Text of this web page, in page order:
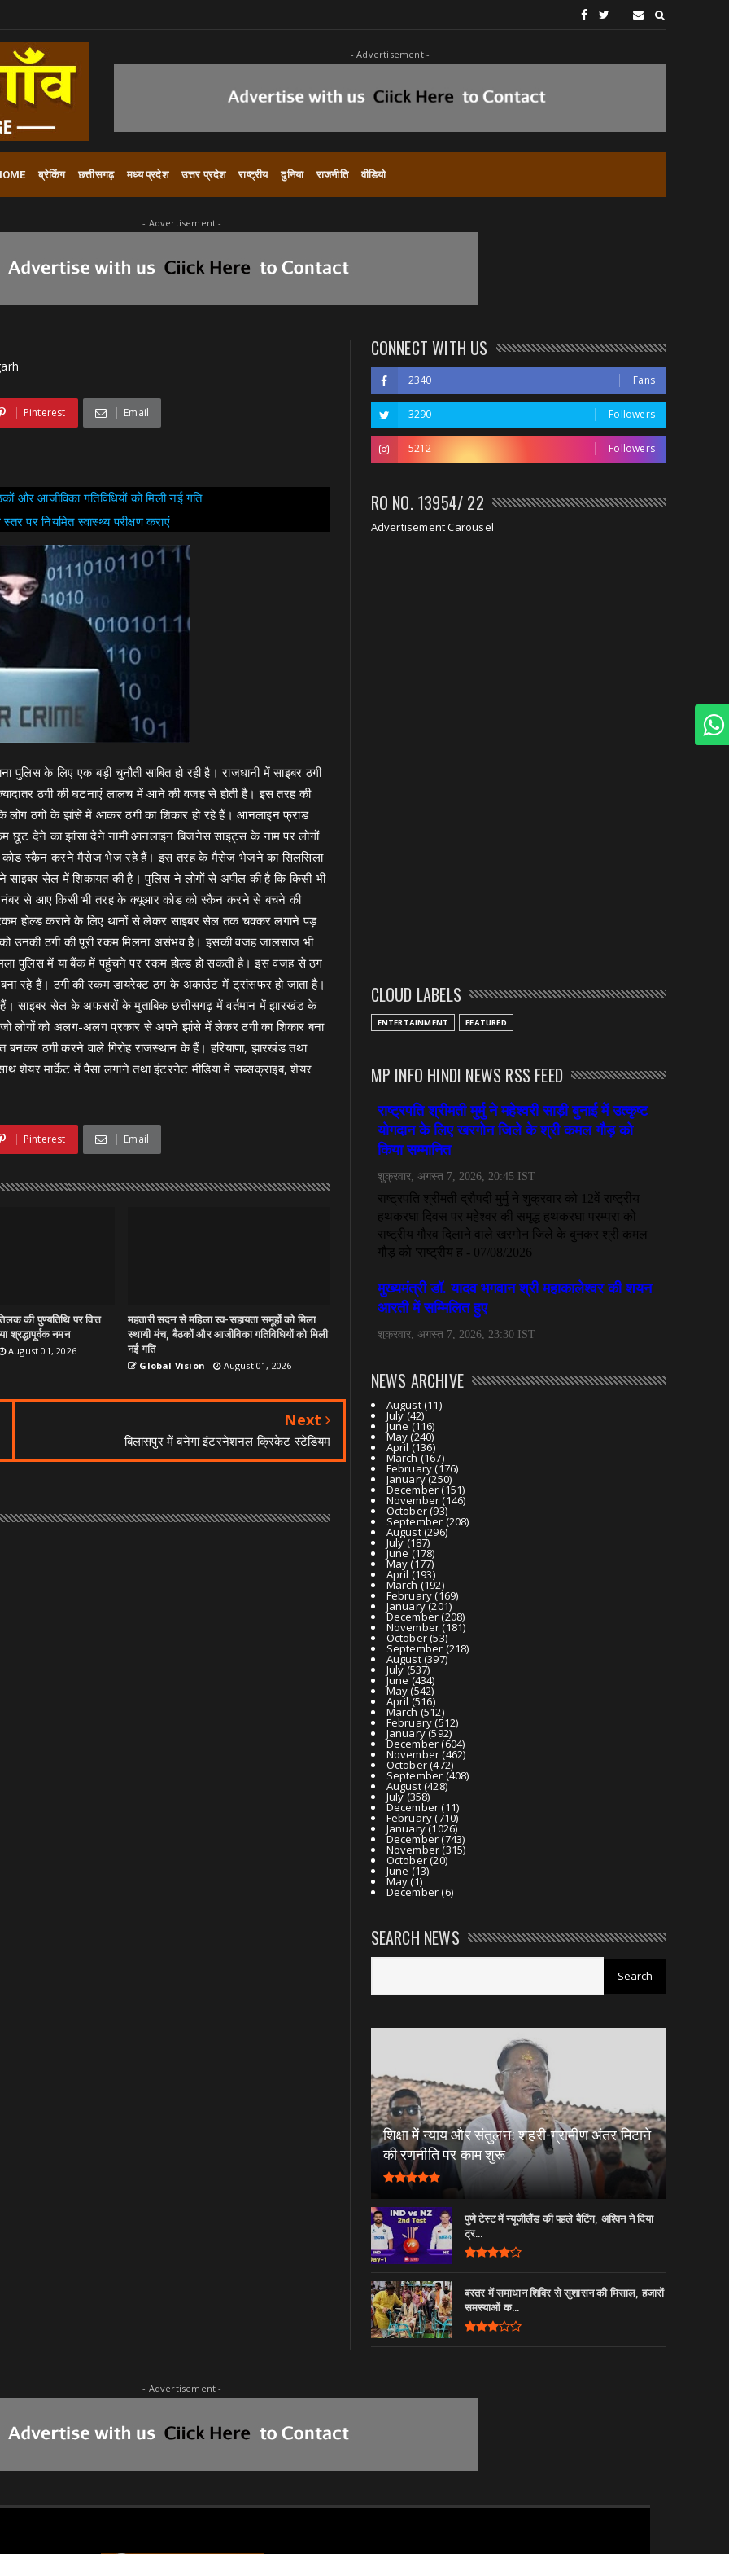
- Advertisement -
ब्रेकिंग छत्तीसगढ़ मध्य प्रदेश उत्तर प्रदेश राष्ट्रीय दुनिया राजनीति वीडियो
- Advertisement -
Pinterest Email
और आजीविका गतिविधियों को मिली नई गति
पर नियमित स्वास्थ्य परीक्षण कराएं
के लिए एक बड़ी चुनौती साबित हो रही है। राजधानी में साइबर ठगी
ठगी की घटनाएं लालच में आने की वजह से होती है। इस तरह की
ठगों के झांसे में आकर ठगी का शिकार हो रहे हैं। आनलाइन फ्राड
छूट देने का झांसा देने नामी आनलाइन बिजनेस साइट्स के नाम पर लोगों
कोड स्कैन करने मैसेज भेज रहे हैं। इस तरह के मैसेज भेजने का सिलसिला
सेल में शिकायत की है। पुलिस ने लोगों से अपील की है कि किसी भी
से आए किसी भी तरह के क्यूआर कोड को स्कैन करने से बचने की
होल्ड कराने के लिए थानों से लेकर साइबर सेल तक चक्कर लगाने पड़
उनकी ठगी की पूरी रकम मिलना असंभव है। इसकी वजह जालसाज भी
पुलिस में या बैंक में पहुंचने पर रकम होल्ड हो सकती है। इस वजह से ठग
रहे हैं। ठगी की रकम डायरेक्ट ठग के अकाउंट में ट्रांसफर हो जाता है।
साइबर सेल के अफसरों के मुताबिक छत्तीसगढ़ में वर्तमान में झारखंड के
जो लोगों को अलग-अलग प्रकार से अपने झांसे में लेकर ठगी का शिकार बना
ठगी करने वाले गिरोह राजस्थान के हैं। हरियाणा, झारखंड तथा
शेयर मार्केट में पैसा लगाने तथा इंटरनेट मीडिया में सब्सक्राइब, शेयर
Pinterest Email
की पुण्यतिथि पर वित्त
श्रद्धापूर्वक नमन
August 01, 2026
महतारी सदन से महिला स्व-सहायता समूहों को मिला
स्थायी मंच, बैठकों और आजीविका गतिविधियों को मिली
नई गति
Global Vision August 01, 2026
Next
बिलासपुर में बनेगा इंटरनेशनल क्रिकेट स्टेडियम
CONNECT WITH US
2340 Fans
3290 Followers
5212 Followers
RO NO. 13954/ 22
Advertisement Carousel
CLOUD LABELS
ENTERTAINMENT FEATURED
MP INFO HINDI NEWS RSS FEED
NEWS ARCHIVE
August(11)
July(42)
June(116)
May(240)
April (136)
March (167)
February(176)
January(250)
December(151)
November(146)
October(93)
September(208)
August(296)
July(187)
June(178)
May(177)
April (193)
March (192)
February(169)
January(201)
December(208)
November(181)
October(53)
September(218)
August(397)
July(537)
June(434)
May(542)
April (516)
March (512)
February(512)
January(592)
December(604)
November(462)
October(472)
September (408)
August(428)
July(358)
December(11)
February(710)
January(1026)
December(743)
November(315)
October(20)
June (13)
May(1)
December(6)
SEARCH NEWS
शिक्षा में न्याय और संतुलन: शहरी-ग्रामीण अंतर मिटाने
की रणनीति पर काम शुरू
पुणे टेस्ट में न्यूजीलैंड की पहले बैटिंग, अश्विन ने दिया
ट्र...
बस्तर में समाधान शिविर से सुशासन की मिसाल, हजारों
समस्याओं क...
- Advertisement -